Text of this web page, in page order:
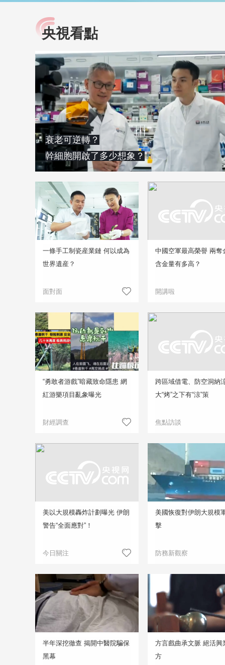
小央視頻
以更加貼近年輕人的視
角，有趣、有料、有故事
的方式解讀時代。
提高全民健康素養水
助力“健康中國2030”
略。央視網《全民健
康》，向所有人分享
知識！
央視看點
衰老可逆轉？
幹細胞開啟了多少想象？
一條手工制瓷産業鏈 何以成為
世界遺産？
面對面
中國空軍最高榮譽 兩奪
含金量有多高？
開講啦
“勇敢者游戲”暗藏致命隱患 網
紅游樂項目亂象曝光
財經調查
跨區域借電、防空洞納
大“烤”之下有“涼”策
焦點訪談
美以大規模轟炸計劃曝光 伊朗
警告“全面應對”！
今日關注
美國恢復對伊朗大規模
擊
防務新觀察
半年深挖徹查 揭開中醫院騙保
黑幕
方言戲曲承文脈 絕活興
方